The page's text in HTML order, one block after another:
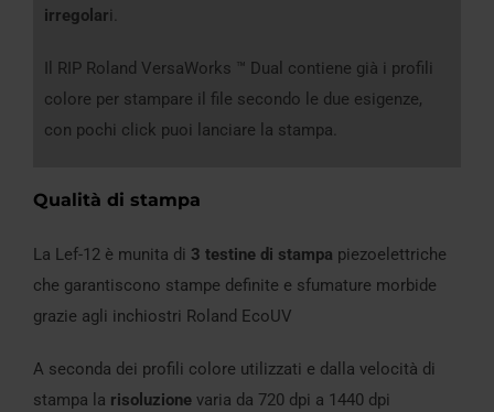
irregolari.
Il RIP Roland VersaWorks ™ Dual contiene già i profili
colore per stampare il file secondo le due esigenze,
con pochi click puoi lanciare la stampa.
Qualità di stampa
La Lef-12 è munita di 3 testine di stampa piezoelettriche
che garantiscono stampe definite e sfumature morbide
grazie agli inchiostri Roland EcoUV
A seconda dei profili colore utilizzati e dalla velocità di
stampa la risoluzione varia da 720 dpi a 1440 dpi